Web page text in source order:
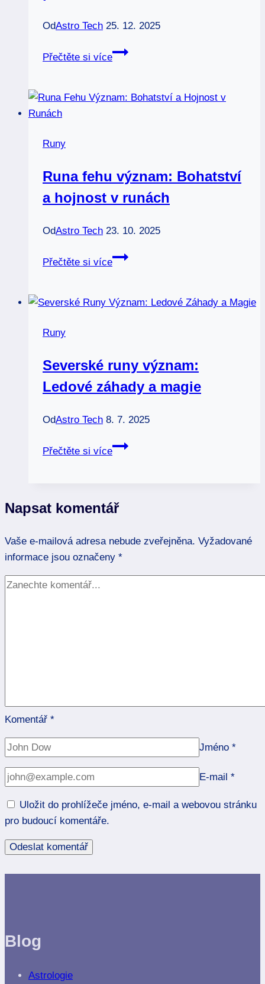
OdAstro Tech 25. 12. 2025
Přečtěte si více
Andelske
a
Runy
Runa fehu význam: Bohatství
a hojnost v runách
OdAstro Tech 23. 10. 2025
Přečtěte si více
Runa
Bohatství
runách
Runy
Severské runy význam:
Ledové záhady a magie
OdAstro Tech 8. 7. 2025
Přečtěte si více
Severské
záhady
magie
Napsat komentář
Vaše e-mailová adresa nebude zveřejněna. Vyžadované
informace jsou označeny *
Komentář *
Jméno *
E-mail *
Uložit do prohlížeče jméno, e-mail a webovou stránku
pro budoucí komentáře.
Blog
Astrologie